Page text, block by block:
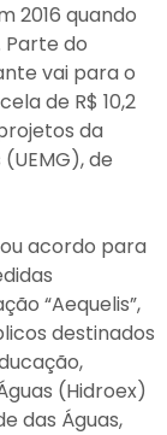
2016 quando
do
vai para o
de R$ 10,2
da
de
acordo para
“Aequelis”,
destinados
(Hidroex)
das Águas,